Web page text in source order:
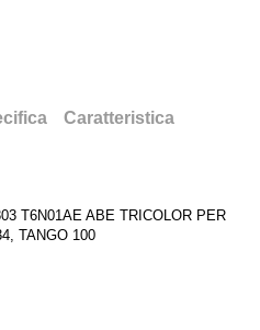
Caratteristica
T6N01AE ABE TRICOLOR PER
TANGO 100